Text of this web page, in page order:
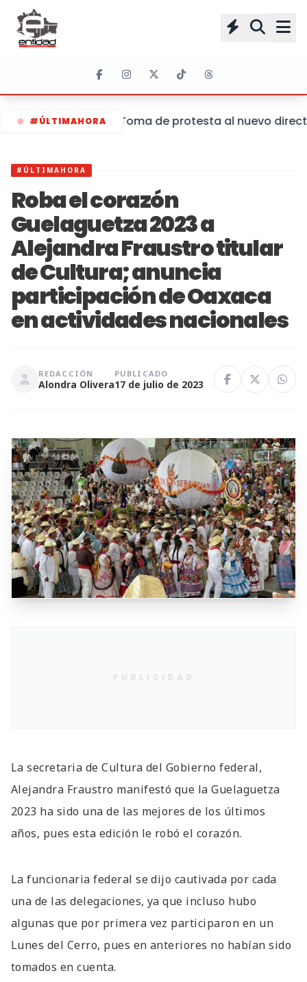
#ÚLTIMAHORA Toma de protesta al nuevo
#ÚLTIMAHORA
Roba el corazón
Guelaguetza 2023 a
Alejandra Fraustro titular
de Cultura; anuncia
participación de Oaxaca
en actividades nacionales
REDACCIÓN
Alondra Olivera
PUBLICADO
17 de julio de 2023
La secretaria de Cultura del Gobierno federal,
Alejandra Fraustro manifestó que la Guelaguetza
2023 ha sido una de las mejores de los últimos
años, pues esta edición le robó el corazón.
La funcionaria federal se dijo cautivada por cada
una de las delegaciones, ya que incluso hubo
algunas que por primera vez participaron en un
Lunes del Cerro, pues en anteriores no habían sido
tomados en cuenta.